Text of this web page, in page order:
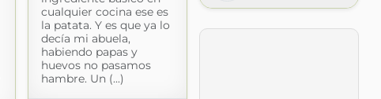
cualquier cocina ese es
la patata. Y es que ya lo
decía mi abuela,
habiendo papas y
huevos no pasamos
hambre. Un (...)